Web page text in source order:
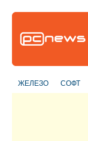
ЖЕЛЕЗО СОФТ